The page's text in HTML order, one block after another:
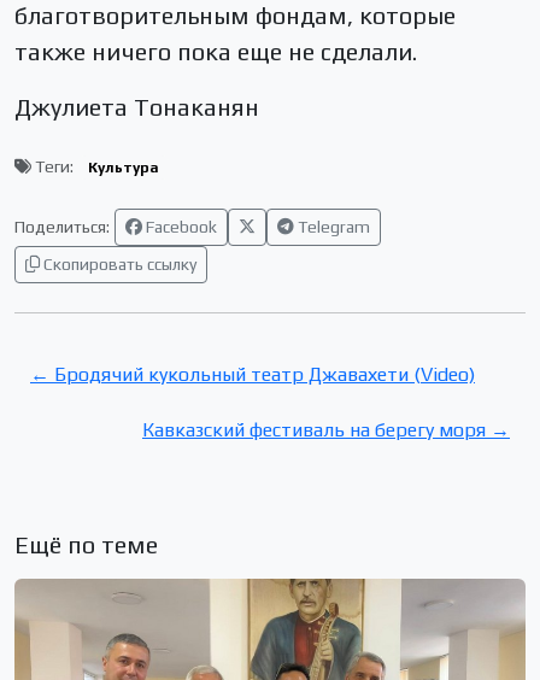
благотворительным фондам, которые
также ничего пока еще не сделали.
Джулиета Тонаканян
Теги: Культура
Поделиться: Facebook
Telegram
Скопировать ссылку
← Бродячий кукольный театр Джавахети (Video)
Кавказский фестиваль на берегу моря →
Ещё по теме